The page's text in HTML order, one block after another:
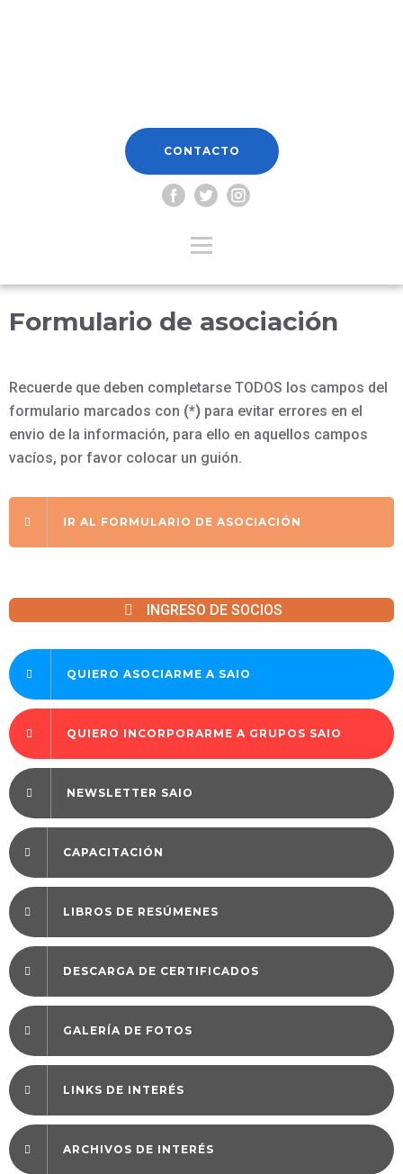
CONTACTO
Formulario de asociación
Recuerde que deben completarse TODOS los campos del
formulario marcados con (*) para evitar errores en el
envio de la información, para ello en aquellos campos
vacíos, por favor colocar un guión.
IR AL FORMULARIO DE ASOCIACIÓN
INGRESO DE SOCIOS
QUIERO ASOCIARME A SAIO
QUIERO INCORPORARME A GRUPOS SAIO
NEWSLETTER SAIO
CAPACITACIÓN
LIBROS DE RESÚMENES
DESCARGA DE CERTIFICADOS
GALERÍA DE FOTOS
LINKS DE INTERÉS
ARCHIVOS DE INTERÉS